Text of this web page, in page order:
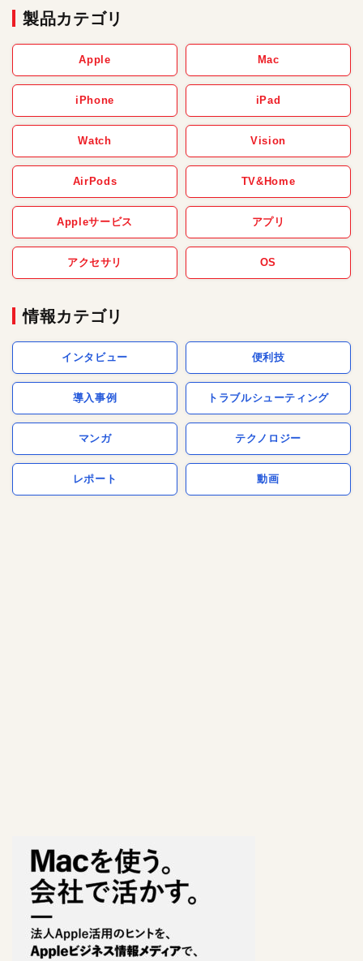
製品カテゴリ
Apple Mac
iPhone iPad
Watch Vision
AirPods TV&Home
Appleサービス アプリ
アクセサリ OS
情報カテゴリ
インタビュー 便利技
導入事例 トラブルシューティング
マンガ テクノロジー
レポート 動画